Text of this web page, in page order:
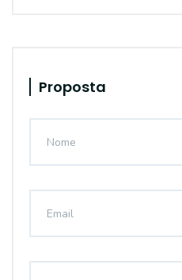
Proposta